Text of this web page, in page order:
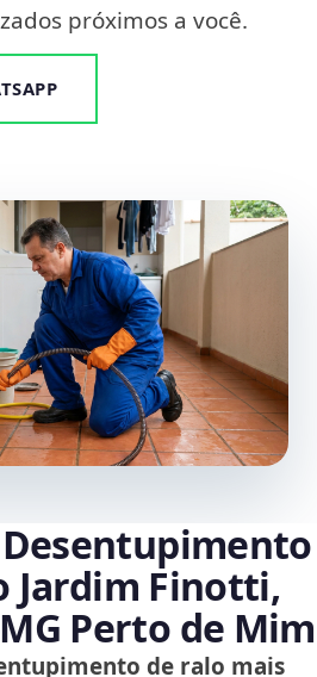
próximos a você.
Jardim Finotti,
Perto de Mim
de ralo mais